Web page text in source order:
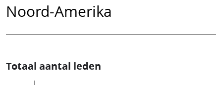
Noord-Amerika
Totaal aantal leden